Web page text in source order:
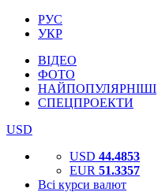
РУС
УКР
ВІДЕО
ФОТО
НАЙПОПУЛЯРНІШІ
СПЕЦПРОЕКТИ
USD
USD 44.4853
EUR 51.3357
Всі курси валют